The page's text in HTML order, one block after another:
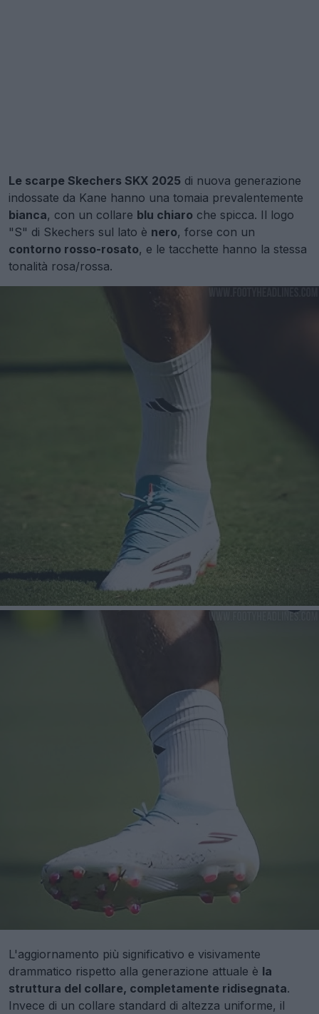
Le scarpe Skechers SKX 2025 di nuova generazione
indossate da Kane hanno una tomaia prevalentemente
bianca, con un collare blu chiaro che spicca. Il logo
"S" di Skechers sul lato è nero, forse con un
contorno rosso-rosato, e le tacchette hanno la stessa
tonalità rosa/rossa.
L'aggiornamento più significativo e visivamente
drammatico rispetto alla generazione attuale è la
struttura del collare, completamente ridisegnata.
Invece di un collare standard di altezza uniforme, il